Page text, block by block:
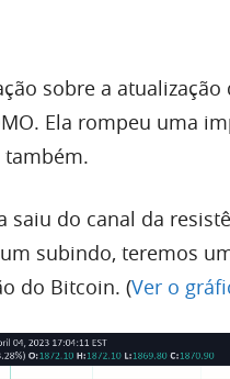
sobre a atualização
Ela rompeu uma
saiu do canal da
subindo, teremos
do Bitcoin. (Ver o